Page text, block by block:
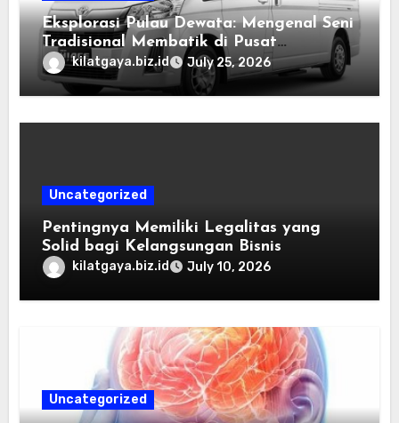
Eksplorasi Pulau Dewata: Mengenal Seni
Tradisional Membatik di Pusat
Kebudayaan Ubud
kilatgaya.biz.id July 25, 2026
Uncategorized
Pentingnya Memiliki Legalitas yang
Solid bagi Kelangsungan Bisnis
kilatgaya.biz.id July 10, 2026
Uncategorized